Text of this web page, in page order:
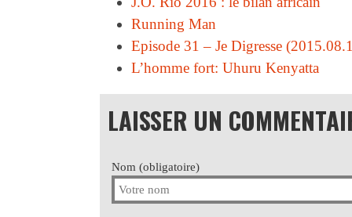
Running Man
Episode 31 – Je Digresse
L’homme fort: Uhuru Kenyatta
LAISSER UN
Nom (obligatoire)